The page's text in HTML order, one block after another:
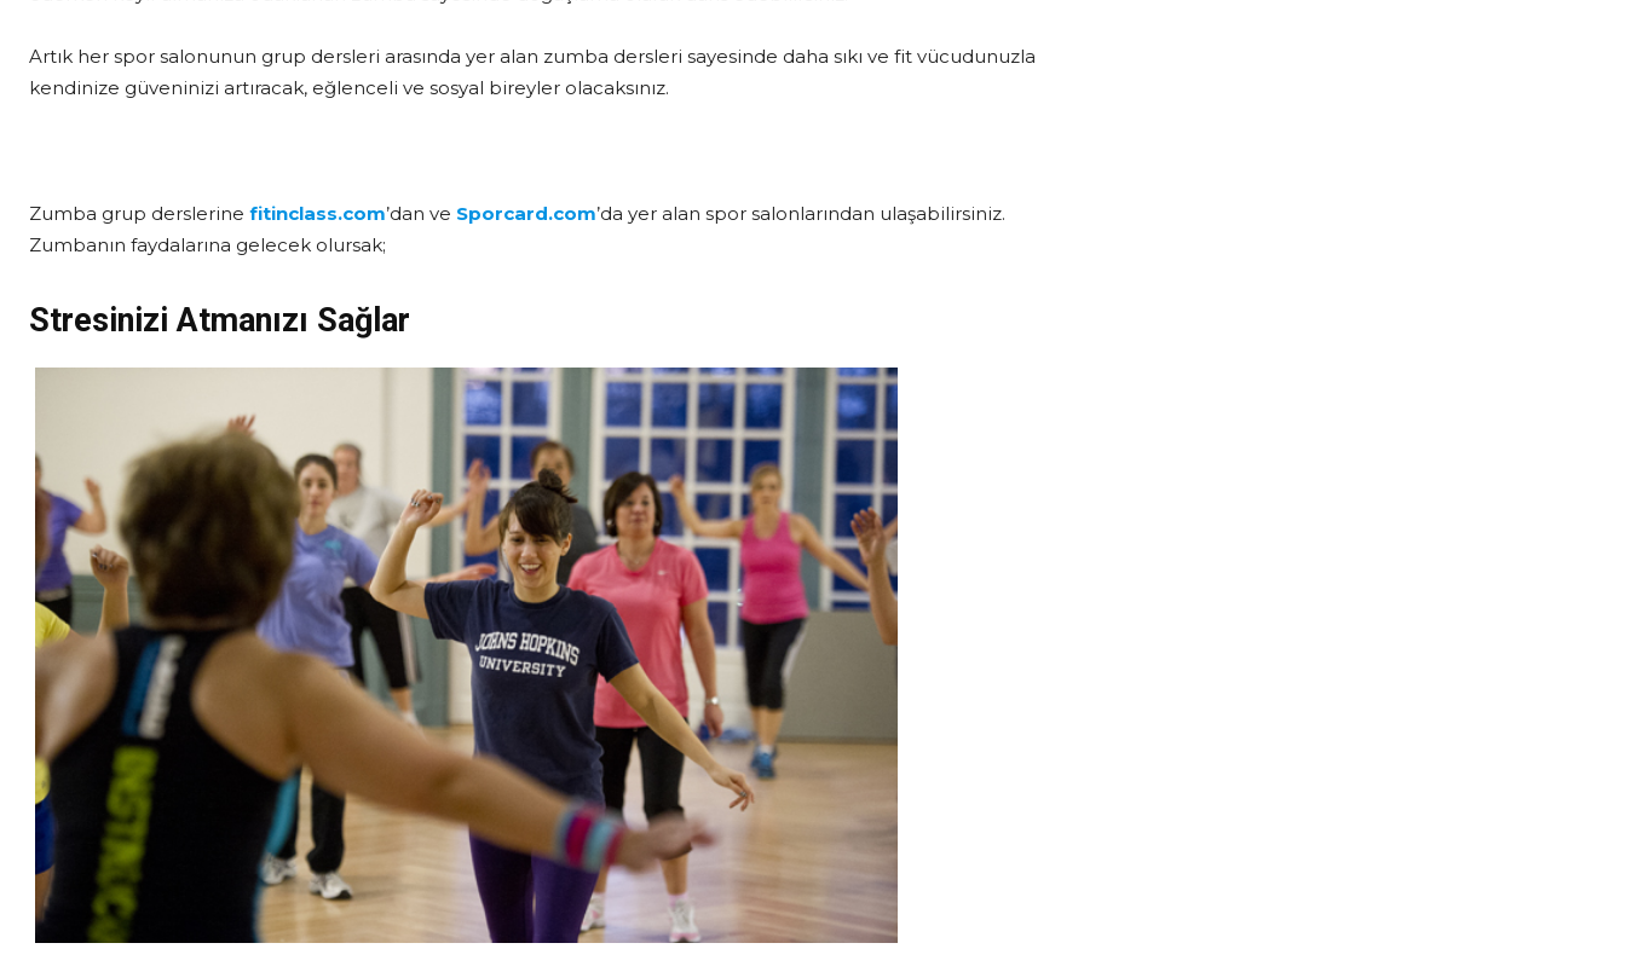
Artık her spor salonunun grup dersleri arasında yer alan zumba dersleri sayesinde daha sıkı ve fit vücudunuzla
kendinize güveninizi artıracak, eğlenceli ve sosyal bireyler olacaksınız.
Zumba grup derslerine fitinclass.com’dan ve Sporcard.com’da yer alan spor salonlarından ulaşabilirsiniz.
Zumbanın faydalarına gelecek olursak;
Stresinizi Atmanızı Sağlar